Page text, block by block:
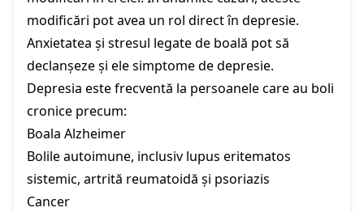
modificări pot avea un rol direct în depresie.
Anxietatea și stresul legate de boală pot să
declanșeze și ele simptome de depresie.
Depresia este frecventă la persoanele care au boli
cronice precum:
Boala Alzheimer
Bolile autoimune, inclusiv lupus eritematos
sistemic, artrită reumatoidă și psoriazis
Cancer